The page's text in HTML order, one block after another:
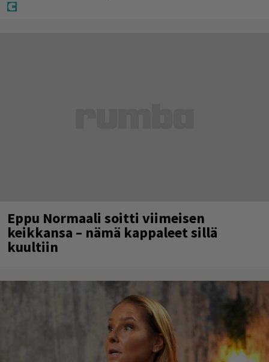
Eppu Normaali soitti viimeisen
keikkansa – nämä kappaleet sillä
kuultiin